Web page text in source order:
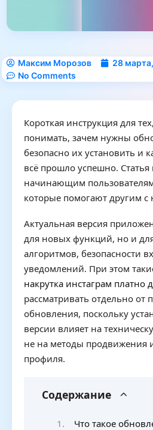
Максим Морозов 28
No Comments
Короткая инструкция для
понимать, зачем нужны
безопасно их установить и
всё прошло успешно. Статья
начинающим
которые помогают другим с
Актуальная версия
для новых функций, но и
алгоритмов, безопасности
уведомлений. При этом
накрутка инстаграм платно
рассматривать отдельно от
обновления, поскольку
версии влияет на
не на методы продвижения
профиля.
Содержание
Что такое